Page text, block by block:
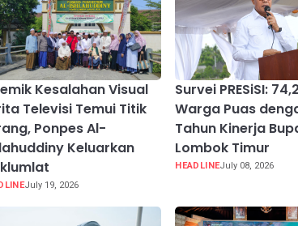
Kesalahan Visual
Televisi Temui Titik
Ponpes Al-
Keluarkan
July 19, 2026
Survei PRESiSI:
Warga Puas
Tahun Kinerja
Lombok Timur
HEADLINEJuly 08, 2026